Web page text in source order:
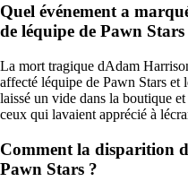
Quel événement a
de léquipe de Pawn Stars
La mort tragique dAdam
affecté léquipe de Pawn Stars et
laissé un vide dans la boutique
ceux qui lavaient apprécié à
Comment la disparition
Pawn Stars ?